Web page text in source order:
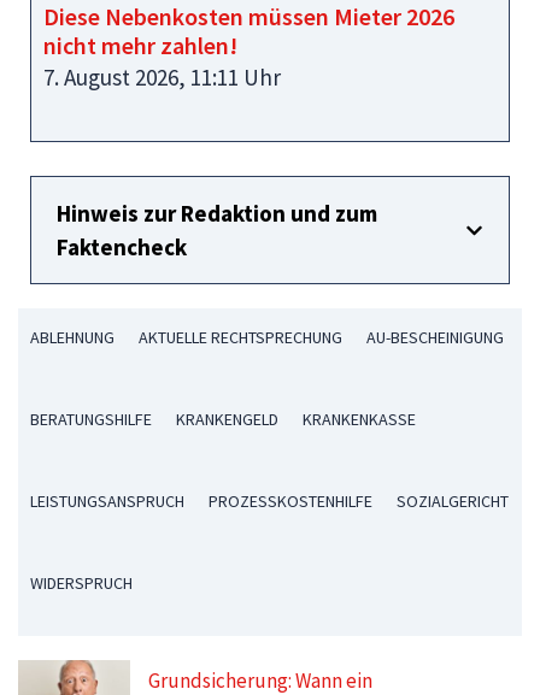
Diese Nebenkosten müssen Mieter 2026
nicht mehr zahlen!
7. August 2026, 11:11 Uhr
Hinweis zur Redaktion und zum
Faktencheck
ABLEHNUNG AKTUELLE RECHTSPRECHUNG AU-BESCHEINIGUNG
BERATUNGSHILFE KRANKENGELD KRANKENKASSE
LEISTUNGSANSPRUCH PROZESSKOSTENHILFE SOZIALGERICHT
WIDERSPRUCH
Grundsicherung: Wann ein